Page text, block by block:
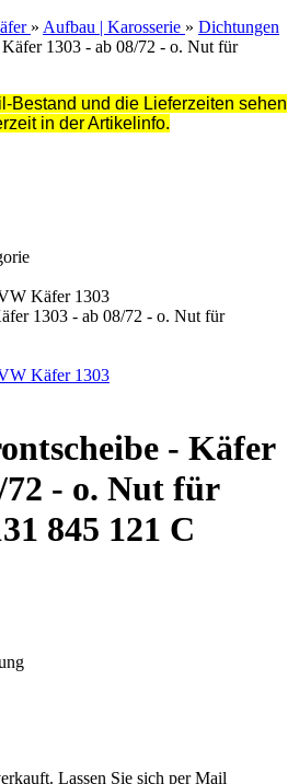
» Aufbau | Karosserie » Dichtungen
1303 - ab 08/72 - o. Nut für
Bestand und die Lieferzeiten sehen
in der Artikelinfo.
1303 - ab 08/72 - o. Nut für
- Käfer
72 - o. Nut für
845 121 C
Lassen Sie sich per Mail